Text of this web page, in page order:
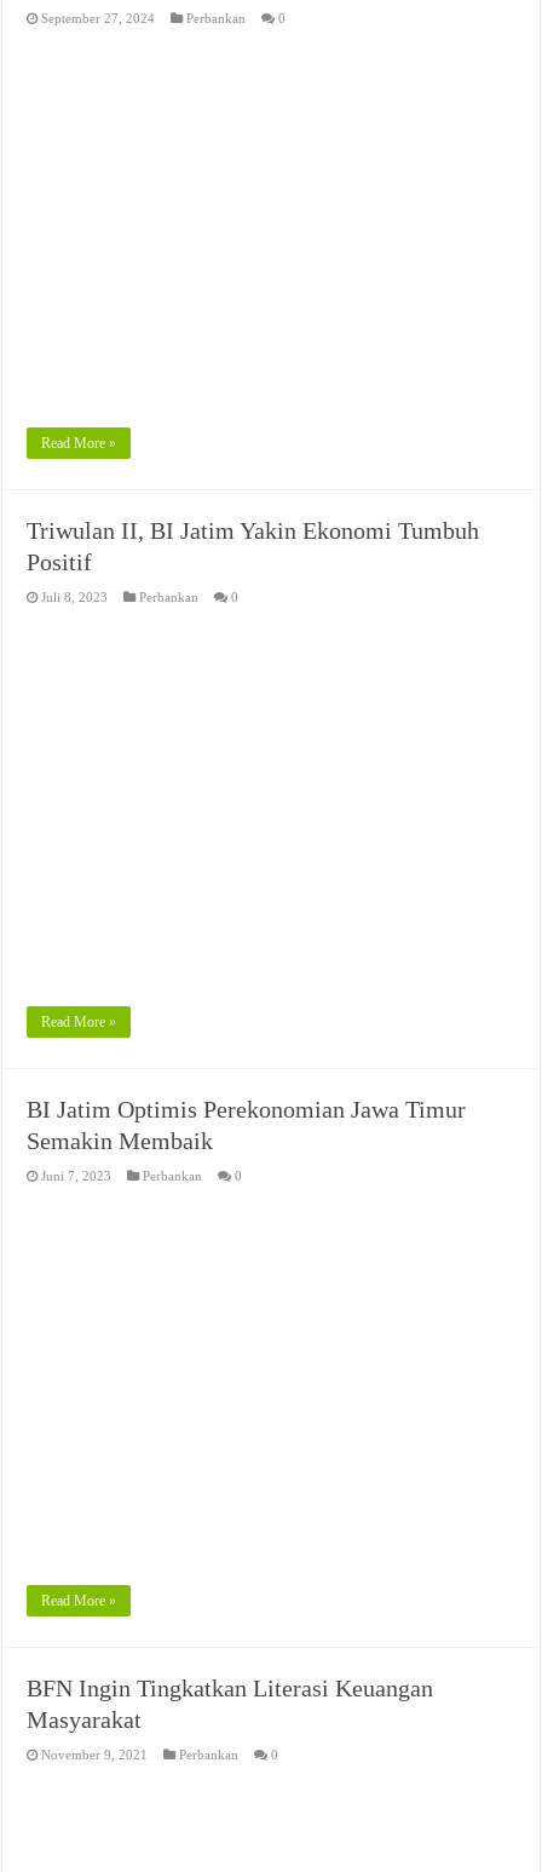
September 27, 2024 Perbankan 0
Read More »
Triwulan II, BI Jatim Yakin Ekonomi Tumbuh
Positif
Juli 8, 2023 Perbankan 0
Read More »
BI Jatim Optimis Perekonomian Jawa Timur
Semakin Membaik
Juni 7, 2023 Perbankan 0
Read More »
BFN Ingin Tingkatkan Literasi Keuangan
Masyarakat
November 9, 2021 Perbankan 0